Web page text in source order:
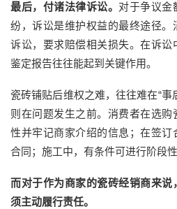
最后，付诸法律诉讼。 对于争议金
纷，诉讼是维护权益的最终途径
诉讼，要求赔偿相关损失。在诉讼
鉴定报告往往能起到关键作用。
瓷砖铺贴后维权之难，往往难在“事
则在问题发生之前。消费者在选
性并牢记商家介绍的信息；在签订
合同；施工中，有条件可进行阶段性
而对于作为商家的瓷砖经销商来
须主动履行责任。